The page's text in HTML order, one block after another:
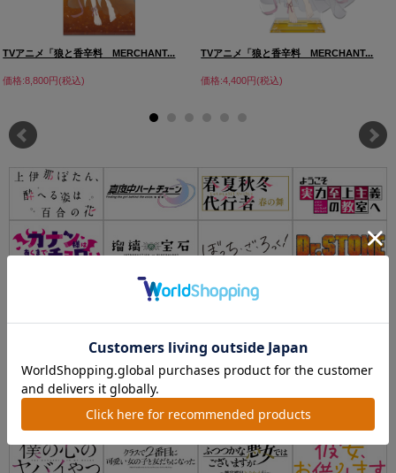
TVアニメ「狼と香辛料 MERCHANT...
価格:8,800円(税込)
TVアニメ「狼と香辛料 MERCHANT...
価格:4,400円(税込)